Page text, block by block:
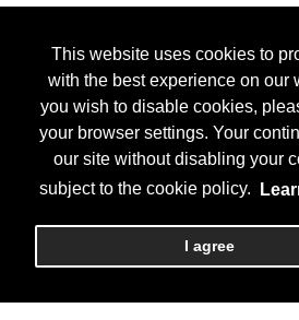
This website uses cookies to
with the best experience on our
you wish to disable cookies,
your browser settings. Your
our site without disabling your
subject to the cookie policy.
I agree
202 装置、一般用途
溶接装置
400 部品、パーツと付属品
パイプ、チューブ、ホース、フラン
継手
401 サブシステム